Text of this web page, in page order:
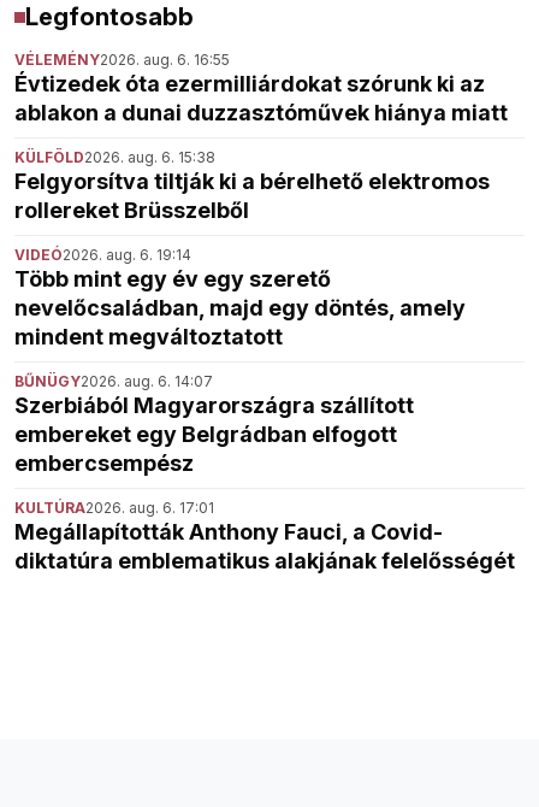
Legfontosabb
VÉLEMÉNY2026. aug. 6. 16:55
Évtizedek óta ezermilliárdokat szórunk ki az
ablakon a dunai duzzasztóművek hiánya miatt
KÜLFÖLD2026. aug. 6. 15:38
Felgyorsítva tiltják ki a bérelhető elektromos
rollereket Brüsszelből
VIDEÓ2026. aug. 6. 19:14
Több mint egy év egy szerető
nevelőcsaládban, majd egy döntés, amely
mindent megváltoztatott
BŰNÜGY2026. aug. 6. 14:07
Szerbiából Magyarországra szállított
embereket egy Belgrádban elfogott
embercsempész
KULTÚRA2026. aug. 6. 17:01
Megállapították Anthony Fauci, a Covid-
diktatúra emblematikus alakjának felelősségét